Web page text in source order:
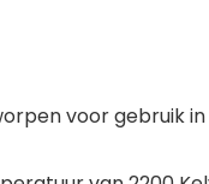
voor gebruik